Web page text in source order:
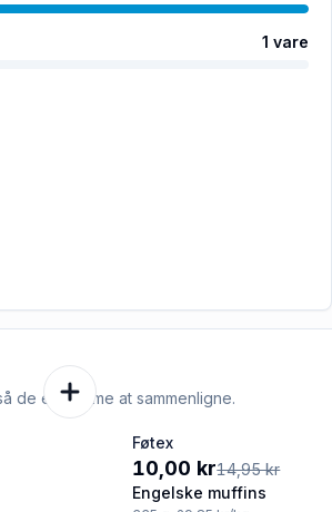
1 vare
de er nemme at sammenligne.
-33%
Føtex
10,00 kr14,95 kr
Engelske muffins